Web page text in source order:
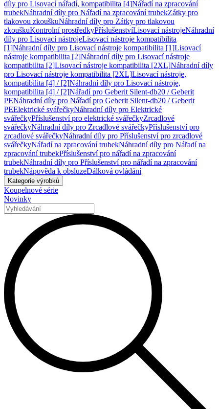
díly pro Lisovací nářadí, kompatibilita [4]Nářadí na zpracování
trubekNáhradní díly pro Nářadí na zpracování trubekZátky pro
tlakovou zkouškuNáhradní díly pro Zátky pro tlakovou
zkouškuKontrolní prostředkyPříslušenstvíLisovací nástrojeNáhradní
díly pro Lisovací nástrojeLisovací nástroje kompatibilita
[1]Náhradní díly pro Lisovací nástroje kompatibilita [1]Lisovací
nástroje kompatibilita [2]Náhradní díly pro Lisovací nástroje
kompatibilita [2]Lisovací nástroje kompatibilita [2XL]Náhradní díly
pro Lisovací nástroje kompatibilita [2XL]Lisovací nástroje,
kompatibilita [4] / [2]Náhradní díly pro Lisovací nástroje,
kompatibilita [4] / [2]Nářadí pro Geberit Silent-db20 / Geberit
PENáhradní díly pro Nářadí pro Geberit Silent-db20 / Geberit
PEElektrické svářečkyNáhradní díly pro Elektrické
svářečkyPříslušenství pro elektrické svářečkyZrcadlové
svářečkyNáhradní díly pro Zrcadlové svářečkyPříslušenství pro
zrcadlové svářečkyNáhradní díly pro Příslušenství pro zrcadlové
svářečkyNářadí na zpracování trubekNáhradní díly pro Nářadí na
zpracování trubekPříslušenství pro nářadí na zpracování
trubekNáhradní díly pro Příslušenství pro nářadí na zpracování
trubekNápověda k obsluzeDálková ovládání
Kategorie výrobků
Koupelnové série
Novinky